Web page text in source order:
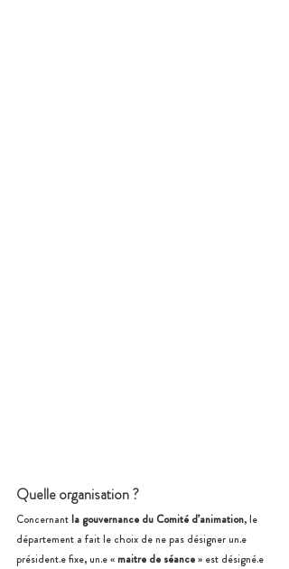
Quelle organisation ?
Concernant la gouvernance du Comité d’animation, le
département a fait le choix de ne pas désigner un.e
président.e fixe, un.e « maitre de séance » est désigné.e